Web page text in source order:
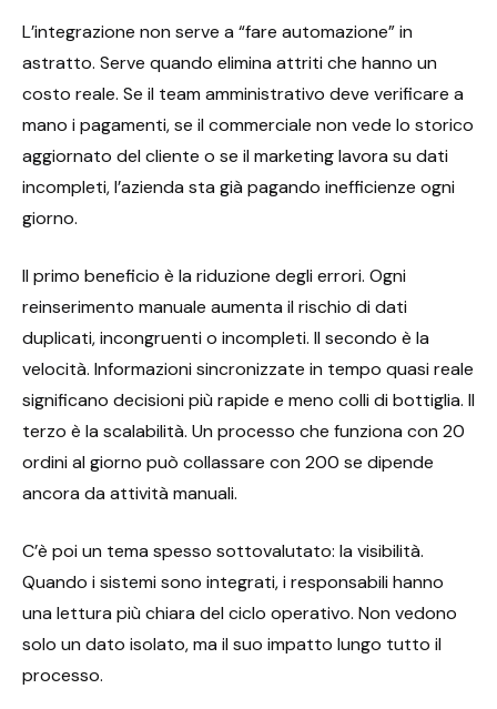
L’integrazione non serve a “fare automazione” in
astratto. Serve quando elimina attriti che hanno un
costo reale. Se il team amministrativo deve verificare a
mano i pagamenti, se il commerciale non vede lo storico
aggiornato del cliente o se il marketing lavora su dati
incompleti, l’azienda sta già pagando inefficienze ogni
giorno.
Il primo beneficio è la riduzione degli errori. Ogni
reinserimento manuale aumenta il rischio di dati
duplicati, incongruenti o incompleti. Il secondo è la
velocità. Informazioni sincronizzate in tempo quasi reale
significano decisioni più rapide e meno colli di bottiglia. Il
terzo è la scalabilità. Un processo che funziona con 20
ordini al giorno può collassare con 200 se dipende
ancora da attività manuali.
C’è poi un tema spesso sottovalutato: la visibilità.
Quando i sistemi sono integrati, i responsabili hanno
una lettura più chiara del ciclo operativo. Non vedono
solo un dato isolato, ma il suo impatto lungo tutto il
processo.